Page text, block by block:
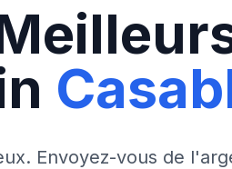
Envoyez-vous de